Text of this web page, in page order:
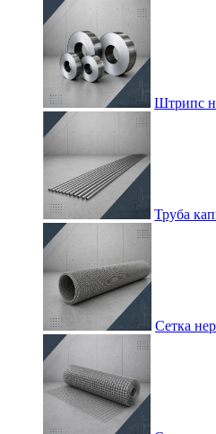
Штрипс
Труба
Сетка